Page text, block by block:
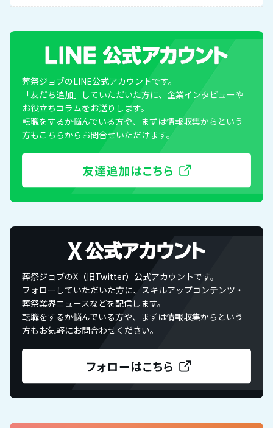
葬祭ジョブのLINE公式アカウントです。
「友だち追加」していただいた方に、企業インタビューや
お役立ちコラムをお送りします。
転職をするか悩んでいる方や、まずは情報収集からという
方もこちらからお問合せいただけます。
葬祭ジョブのX（旧Twitter）公式アカウントです。
フォローしていただいた方に、スキルアップコンテンツ・
葬祭業界ニュースなどを配信します。
転職をするか悩んでいる方や、まずは情報収集からという
方もお気軽にお問合わせください。